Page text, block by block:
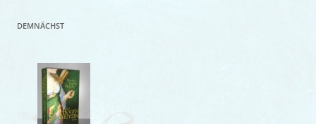
DEMNÄCHST